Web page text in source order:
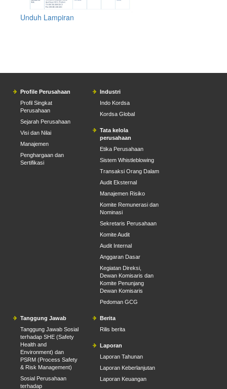
Unduh Lampiran
Profile Perusahaan
Profil Singkat
Perusahaan
Sejarah Perusahaan
Visi dan Nilai
Manajemen
Penghargaan dan
Sertifikasi
Industri
Indo Kordsa
Kordsa Global
Tata kelola
perusahaan
Etika Perusahaan
Sistem Whistleblowing
Transaksi Orang Dalam
Audit Eksternal
Manajemen Risiko
Komite Remunerasi dan
Nominasi
Sekretaris Perusahaan
Komite Audit
Audit Internal
Anggaran Dasar
Kegiatan Direksi,
Dewan Komisaris dan
Komite Penunjang
Dewan Komisaris
Pedoman GCG
Tanggung Jawab
Tanggung Jawab Sosial
terhadap SHE (Safety
Health and
Environment) dan
PSRM (Process Safety
& Risk Management)
Sosial Perusahaan
terhadap
Berita
Rilis berita
Laporan
Laporan Tahunan
Laporan Keberlanjutan
Laporan Keuangan